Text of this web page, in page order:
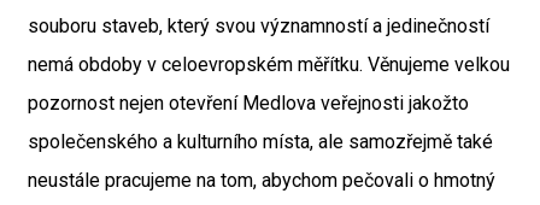
souboru staveb, který svou významností a jedinečností
nemá obdoby v celoevropském měřítku. Věnujeme velkou
pozornost nejen otevření Medlova veřejnosti jakožto
společenského a kulturního místa, ale samozřejmě také
neustále pracujeme na tom, abychom pečovali o hmotný